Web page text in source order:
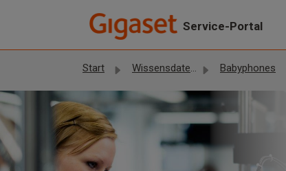
Service-Portal
Start Wissensdatenbank Babyphones